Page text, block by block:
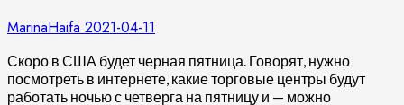
MarinaHaifa 2021-04-11
Скоро в США будет черная пятница. Говорят, нужно
посмотреть в интернете, какие торговые центры будут
работать ночью с четверга на пятницу и — можно